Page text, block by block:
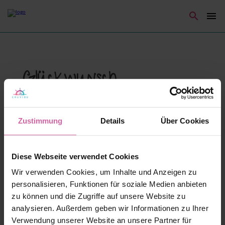
Zustimmung Details Über Cookies
Diese Webseite verwendet Cookies
Wir verwenden Cookies, um Inhalte und Anzeigen zu
personalisieren, Funktionen für soziale Medien anbieten
zu können und die Zugriffe auf unsere Website zu
analysieren. Außerdem geben wir Informationen zu Ihrer
Verwendung unserer Website an unsere Partner für
menu
Glückwunsch
Abenteurer, du hast
diese verborgene Seite
gefunden!
Leider ist ein Fehler aufgetreten!